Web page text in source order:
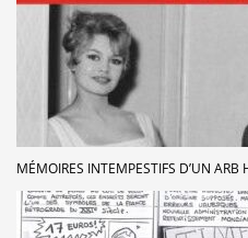
MÉMOIRES INTEMPESTIFS D’UN ARB